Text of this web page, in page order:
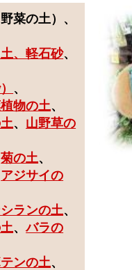
菜の土）、
土、軽石砂、
、
物の土、
、 山野草の
菊の土、
アジサイの
ランの土、
、バラの
ンの土、